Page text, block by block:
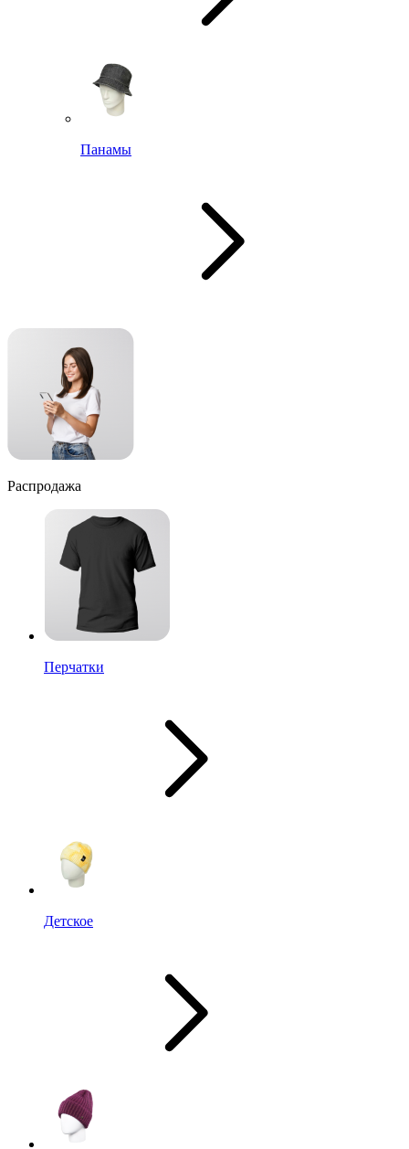
Панамы
Распродажа
Перчатки
Детское